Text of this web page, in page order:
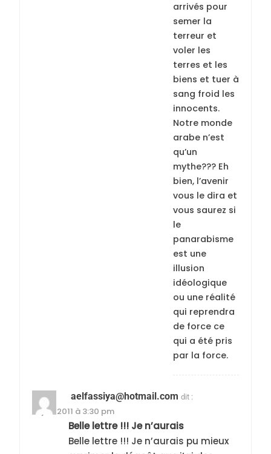
arrivés pour
semer la
terreur et
voler les
terres et les
biens et tuer à
sang froid les
innocents.
Notre monde
arabe n’est
qu’un
mythe??? Eh
bien, l’avenir
vous le dira et
vous saurez si
le
panarabisme
est une
illusion
idéologique
ou une réalité
qui reprendra
de force ce
qui a été pris
par la force.
aelfassiya@hotmail.com dit :
17 juin 2011 à 3:30 pm
Belle lettre !!! Je n’aurais
Belle lettre !!! Je n’aurais pu mieux